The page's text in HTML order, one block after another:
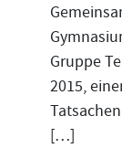
Gruppe
2015,
[…]